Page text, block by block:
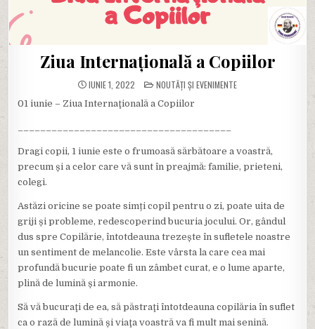
Ziua Internaţională a Copiilor
IUNIE 1, 2022 POSTED
IN
NOUTĂȚI ȘI EVENIMENTE
01 iunie – Ziua Internaţională a Copiilor
Dragi copii, 1 iunie este o frumoasă sărbătoare a voastră,
precum și a celor care vă sunt în preajmă: familie, prieteni,
colegi.
Astăzi oricine se poate simți copil pentru o zi, poate uita de
griji și probleme, redescoperind bucuria jocului. Or, gândul
dus spre Copilărie, întotdeauna trezește în sufletele noastre
un sentiment de melancolie. Este vârsta la care cea mai
profundă bucurie poate fi un zâmbet curat, e o lume aparte,
plină de lumină și armonie.
Să vă bucuraţi de ea, să păstraţi întotdeauna copilăria în suflet
ca o rază de lumină și viaţa voastră va fi mult mai senină.